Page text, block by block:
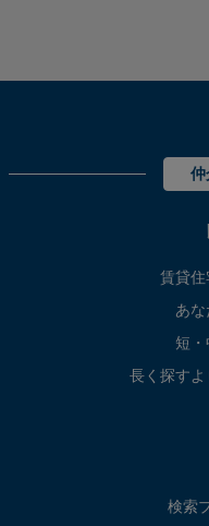
賃貸
あ
短
長く探す
検索